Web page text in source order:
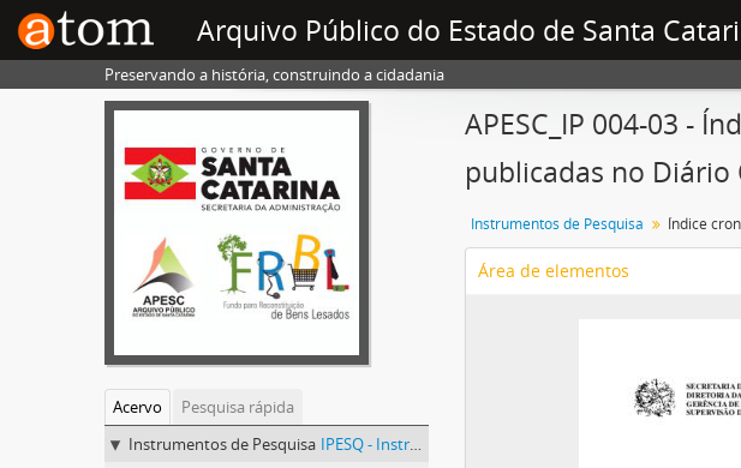
Arquivo Público do Estado de Santa
Preservando a história, construindo a cidadania
Acervo
Pesquisa rápida
Instrumentos de Pesquisa IPESQ - Instrumentos de Pesquisa
APESC_IP 004-03 -
publicadas no Diário
Instrumentos de Pesquisa
Área de elementos